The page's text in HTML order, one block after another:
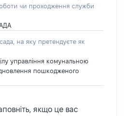
чи проходження служби
на яку претендуєте як
управління комунальною
пошкодженого
якщо це вас